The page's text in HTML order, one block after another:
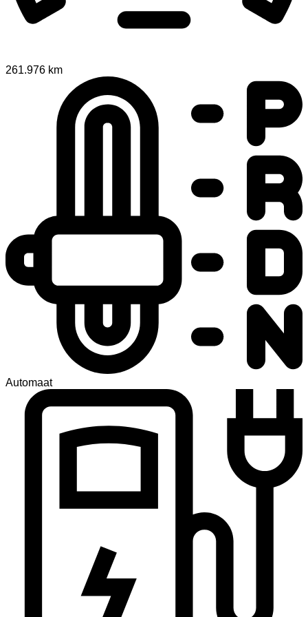
261.976 km
Automaat